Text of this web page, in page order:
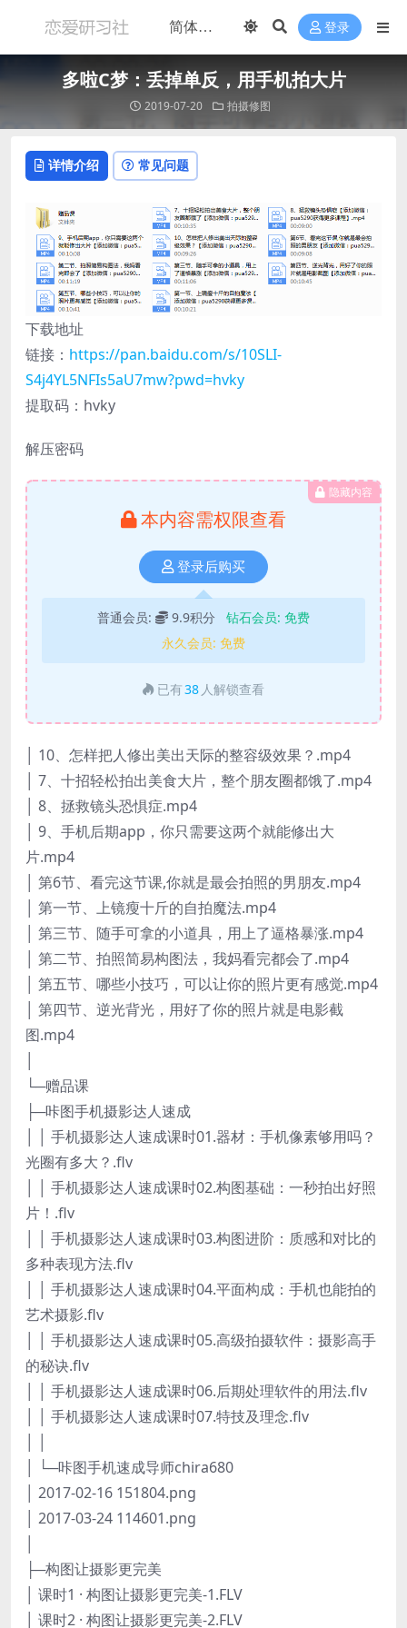
登录
多啦C梦：丢掉单反，用手机拍大片
2019-07-20 拍摄修图
详情介绍 常见问题
下载地址
链接： https://pan.baidu.com/s/10SLI-
S4j4YL5NFIs5aU7mw?pwd=hvky
提取码：hvky
解压密码
隐藏内容
本内容需权限查看
登录后购买
普通会员: 9.9积分 钻石会员: 免费
永久会员: 免费
已有38 人解锁查看
│ 10、怎样把人修出美出天际的整容级效果？.mp4
│ 7、十招轻松拍出美食大片，整个朋友圈都饿了.mp4
│ 8、拯救镜头恐惧症.mp4
│ 9、手机后期app，你只需要这两个就能修出大
片.mp4
│ 第6节、看完这节课,你就是最会拍照的男朋友.mp4
│ 第一节、上镜瘦十斤的自拍魔法.mp4
│ 第三节、随手可拿的小道具，用上了逼格暴涨.mp4
│ 第二节、拍照简易构图法，我妈看完都会了.mp4
│ 第五节、哪些小技巧，可以让你的照片更有感觉.mp4
│ 第四节、逆光背光，用好了你的照片就是电影截
图.mp4
└─赠品课
├─咔图手机摄影达人速成
│ │ 手机摄影达人速成课时01.器材：手机像素够用吗？
光圈有多大？.flv
│ │ 手机摄影达人速成课时02.构图基础：一秒拍出好照
片！.flv
│ │ 手机摄影达人速成课时03.构图进阶：质感和对比的
多种表现方法.flv
│ │ 手机摄影达人速成课时04.平面构成：手机也能拍的
艺术摄影.flv
│ │ 手机摄影达人速成课时05.高级拍摄软件：摄影高手
的秘诀.flv
│ │ 手机摄影达人速成课时06.后期处理软件的用法.flv
│ │ 手机摄影达人速成课时07.特技及理念.flv
│ └─咔图手机速成导师chira680
│ 2017-02-16 151804.png
│ 2017-03-24 114601.png
├─构图让摄影更完美
│ 课时1 · 构图让摄影更完美-1.FLV
│ 课时2 · 构图让摄影更完美-2.FLV